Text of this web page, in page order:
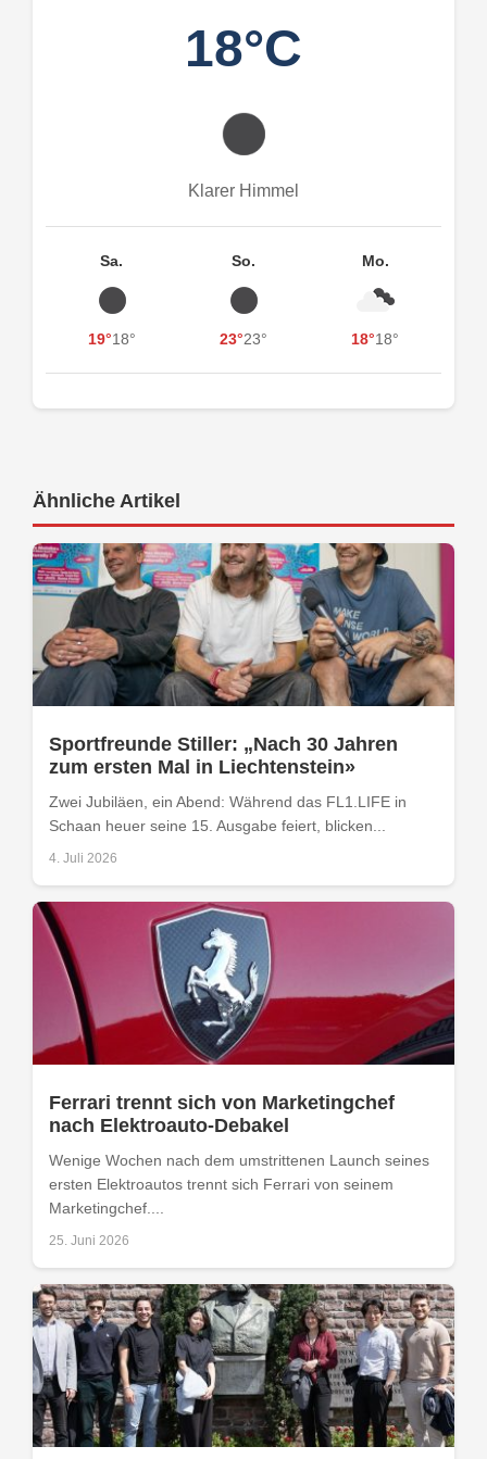
18°C
Klarer Himmel
Sa.
19°18°
So.
23°23°
Mo.
18°18°
Ähnliche Artikel
Sportfreunde Stiller: „Nach 30 Jahren
zum ersten Mal in Liechtenstein»
Zwei Jubiläen, ein Abend: Während das FL1.LIFE in
Schaan heuer seine 15. Ausgabe feiert, blicken...
4. Juli 2026
Ferrari trennt sich von Marketingchef
nach Elektroauto-Debakel
Wenige Wochen nach dem umstrittenen Launch seines
ersten Elektroautos trennt sich Ferrari von seinem
Marketingchef....
25. Juni 2026